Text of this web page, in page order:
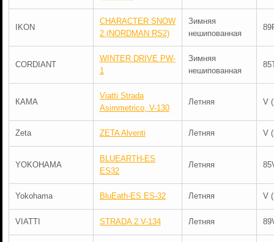
IKON
CHARACTER SNOW
2 (NORDMAN RS2)
Зимняя
нешипованная
CORDIANT
WINTER DRIVE PW-
1
Зимняя
нешипованная
КАМА
Viatti Strada
Asimmetrico, V-130
Летняя V
Zeta ZETA Alventi Летняя V
YOKOHAMA
BLUEARTH-ES
ES32
Летняя
Yokohama BluEath-ES ЕS-32 Летняя V
VIATTI STRADA 2 V-134 Летняя